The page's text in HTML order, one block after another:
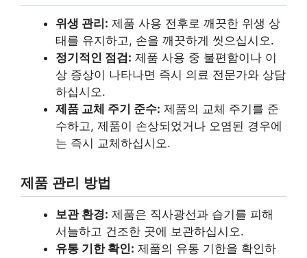
위생 관리: 제품 사용 전후로 깨끗한 위생 상
태를 유지하고, 손을 깨끗하게 씻으십시오.
정기적인 점검: 제품 사용 중 불편함이나 이
상 증상이 나타나면 즉시 의료 전문가와 상담
하십시오.
제품 교체 주기 준수: 제품의 교체 주기를 준
수하고, 제품이 손상되었거나 오염된 경우에
는 즉시 교체하십시오.
제품 관리 방법
보관 환경: 제품은 직사광선과 습기를 피해
서늘하고 건조한 곳에 보관하십시오.
유통 기한 확인: 제품의 유통 기한을 확인하